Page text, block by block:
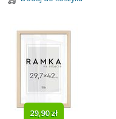
29,90 zł